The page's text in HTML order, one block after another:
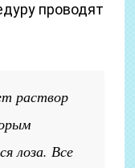
проводят
раствор
лоза. Все